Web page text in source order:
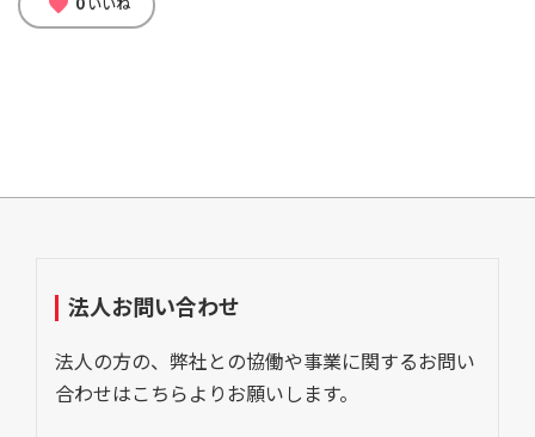
法人お問い合わせ
法人の方の、弊社との協働や事業に関するお問い
合わせはこちらよりお願いします。